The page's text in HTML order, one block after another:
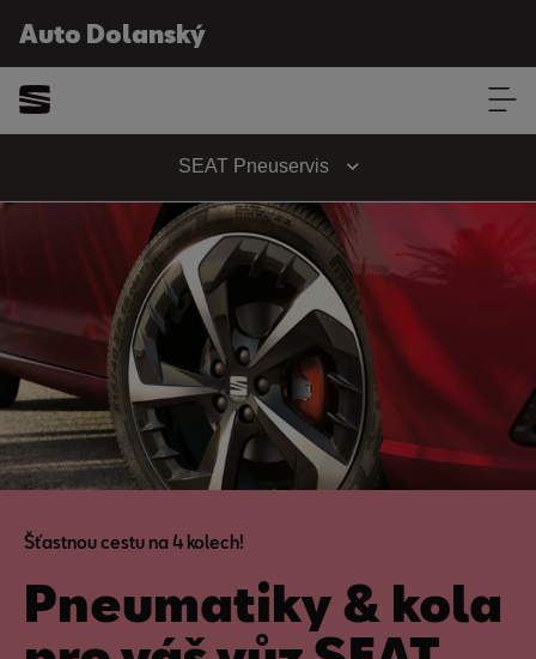
Auto Dolanský
Auto Dolanský
SEAT Pneuservis
Šťastnou cestu na 4 kolech!
Pneumatiky & kola